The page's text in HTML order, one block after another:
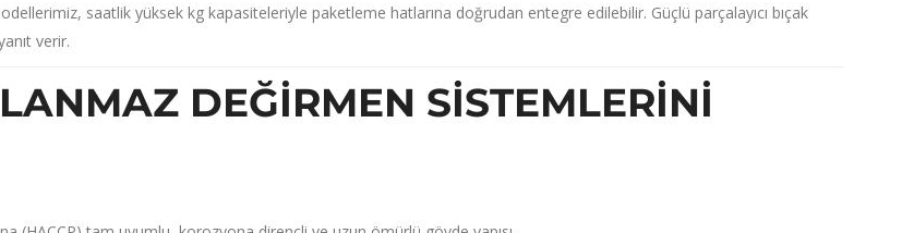
saatlik yüksek kg kapasiteleriyle paketleme hatlarına doğrudan entegre edilebilir. Güçlü parçalayıcı bıçak
verir.
DEĞIRMEN SISTEMLERINI